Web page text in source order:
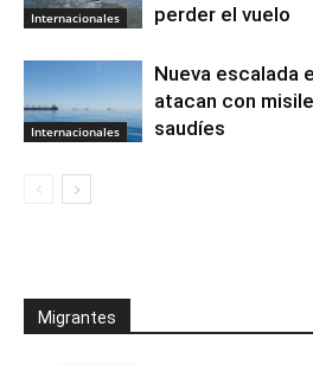
Internacionales
perder el vuelo
Internacionales
Nueva escalada
atacan con
saudíes
Migrantes